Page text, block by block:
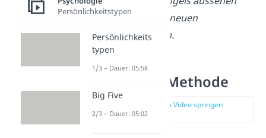
würde. Das kann zu neuen
Inspirationen führen.
Kritik an der Methode
zur Stelle im Video springen
(02:44)
Persönlichkeitstypen
Persönlichkeits
typen
1/3 – Dauer: 05:58
Big Five
2/3 – Dauer: 05:02